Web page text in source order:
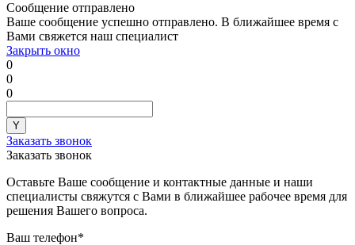
Сообщение отправлено
Ваше сообщение успешно отправлено. В ближайшее время с
Вами свяжется наш специалист
Закрыть окно
0
0
0
Заказать звонок
Заказать звонок
Оставьте Ваше сообщение и контактные данные и наши
специалисты свяжутся с Вами в ближайшее рабочее время для
решения Вашего вопроса.
Ваш телефон*